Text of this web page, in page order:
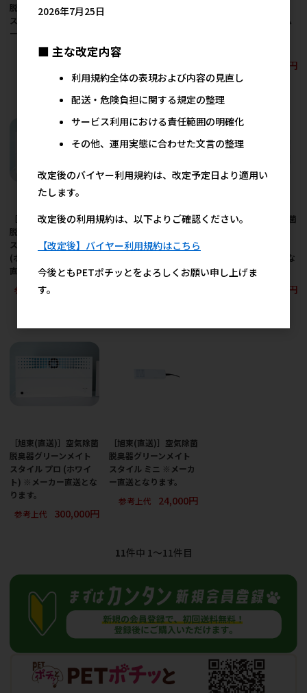
脱臭器グリーンメイト
スタイル エル ※メーカ
ー直送となります。
95,000円
直送となります。
スタイル プロカスタム
210,000円
［旭東(直送)］空気除菌
脱臭器グリーンメイト
スタイル プロカスタム
(ホワイト) ※メーカー
直送となります。
参考上代
［旭東(直送)］空気除菌
スタイル プロ (シルバ
ります。
［旭東(直送)］空気除菌
ン) ※メーカー直送とな
ります。
300,000円
［旭東(直送)］空気除菌
脱臭器グリーンメイト
スタイル プロ (ホワイ
ト) ※メーカー直送とな
ります。
参考上代
300,000円
［旭東(直送)］空気除菌
脱臭器グリーンメイト
スタイル ミニ ※メーカ
ー直送となります。
参考上代
24,000円
11件中 1〜11件目
2026年7月25日
■ 主な改定内容
利用規約全体の表現および内容の見直し
配送・危険負担に関する規定の整理
サービス利用における責任範囲の明確化
その他、運用実態に合わせた文言の整理
改定後のバイヤー利用規約は、改定予定日より適用い
たします。
改定後の利用規約は、以下よりご確認ください。
【改定後】バイヤー利用規約はこちら
今後ともPETポチッとをよろしくお願い申し上げま
す。